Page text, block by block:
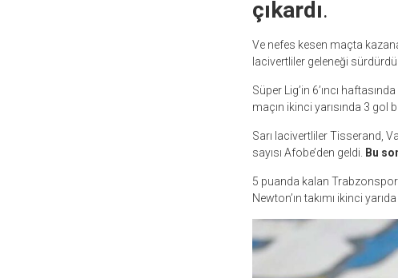
çıkardı.
Ve nefes kesen maçta
lacivertliler geleneği
Süper Lig’in 6’ıncı
maçın ikinci yarısında 3 gol
Sarı lacivertliler Tisserand,
sayısı Afobe’den geldi.
Bu
5 puanda kalan
Newton’ın takımı ikinci